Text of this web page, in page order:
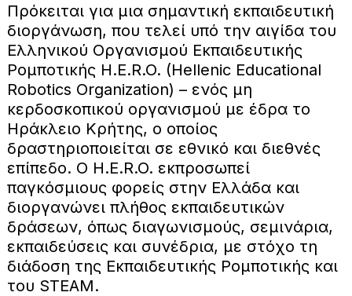
Πρόκειται για μια σημαντική εκπαιδευτική
διοργάνωση, που τελεί υπό την αιγίδα του
Ελληνικού Οργανισμού Εκπαιδευτικής
Ρομποτικής H.E.R.O. (Hellenic Educational
Robotics Organization) – ενός μη
κερδοσκοπικού οργανισμού με έδρα το
Ηράκλειο Κρήτης, ο οποίος
δραστηριοποιείται σε εθνικό και διεθνές
επίπεδο. Ο H.E.R.O. εκπροσωπεί
παγκόσμιους φορείς στην Ελλάδα και
διοργανώνει πλήθος εκπαιδευτικών
δράσεων, όπως διαγωνισμούς, σεμινάρια,
εκπαιδεύσεις και συνέδρια, με στόχο τη
διάδοση της Εκπαιδευτικής Ρομποτικής και
του STEAM.